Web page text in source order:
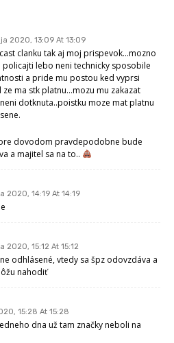
2020, 13:09 At 13:09
clanku tak aj moj prispevok…mozno
lebo neni technicky sposobile
a pride mu postou ked vyprsi
ma stk platnu…mozu mu zakazat
dotknuta..poistku moze mat platnu
dovodom pravdepodobne bude
a majitel sa na to..
2020, 14:19 At 14:19
2020, 15:12 At 15:12
odhlásené, vtedy sa špz odovzdáva a
nahodiť
15:28 At 15:28
dna už tam značky neboli na